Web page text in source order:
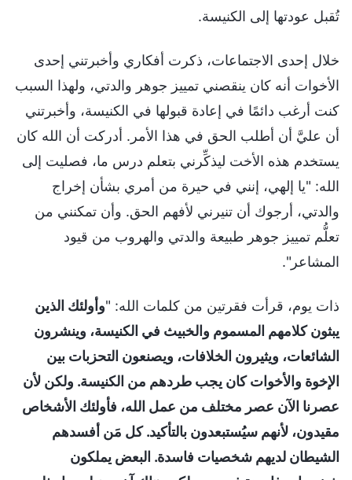
تُقبل عودتها إلى الكنيسة.
خلال إحدى الاجتماعات، ذكرت أفكاري وأخبرتني إحدى
الأخوات أنه كان ينقصني تمييز جوهر والدتي، ولهذا السبب
كنت أرغب دائمًا في إعادة قبولها في الكنيسة، وأخبرتني
أن عليَّ أن أطلب الحق في هذا الأمر. أدركت أن الله كان
يستخدم هذه الأخت ليذكِّرني بتعلم درس ما، فصليت إلى
الله: "يا إلهي، إنني في حيرة من أمري بشأن إخراج
والدتي، أرجوك أن تنيرني لأفهم الحق. وأن تمكنني من
تعلُّم تمييز جوهر طبيعة والدتي والهروب من قيود
المشاعر".
ذات يوم، قرأت فقرتين من كلمات الله: "وأولئك الذين
يبثون كلامهم المسموم والخبيث في الكنيسة، وينشرون
الشائعات، ويثيرون الخلافات، ويصنعون التحزبات بين
الإخوة والأخوات كان يجب طردهم من الكنيسة. ولكن لأن
عصرنا الآن عصر مختلف من عمل الله، فأولئك الأشخاص
مقيدون، لأنهم سيُستبعدون بالتأكيد. كل مَن أفسدهم
الشيطان لديهم شخصيات فاسدة. البعض يملكون